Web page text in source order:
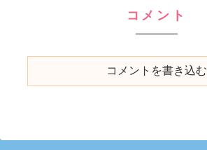
コメント
コメントを書き込む